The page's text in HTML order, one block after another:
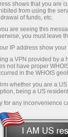
Jika anda
forex
shows that you are
from using the
of funds, etc.
are seeing this
you must leave
IP address show
a VPN provided by a
not have proper
in the WHOIS
whether you are a
being a US
for any inconvenience